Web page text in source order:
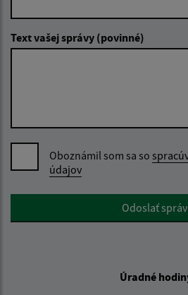
Text vašej správy (povinné)
Oboznámil som sa so
údajov
Google reCaptcha ResponseOdoslať
Úradné